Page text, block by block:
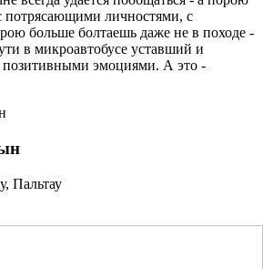
потрясающими личностями, с
больше болтаешь даже не в походе -
в микроавтобусе уставший и
эмоциями. А это -
Пальтау